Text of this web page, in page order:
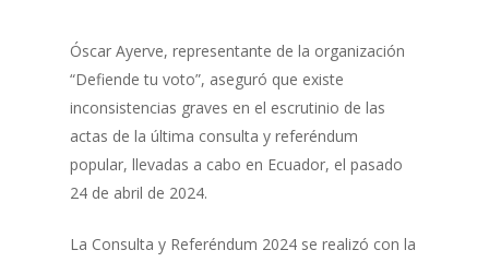
Óscar Ayerve, representante de la organización
“Defiende tu voto”, aseguró que existe
inconsistencias graves en el escrutinio de las
actas de la última consulta y referéndum
popular, llevadas a cabo en Ecuador, el pasado
24 de abril de 2024.
La Consulta y Referéndum 2024 se realizó con la